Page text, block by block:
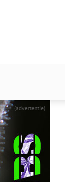
(advertentie)